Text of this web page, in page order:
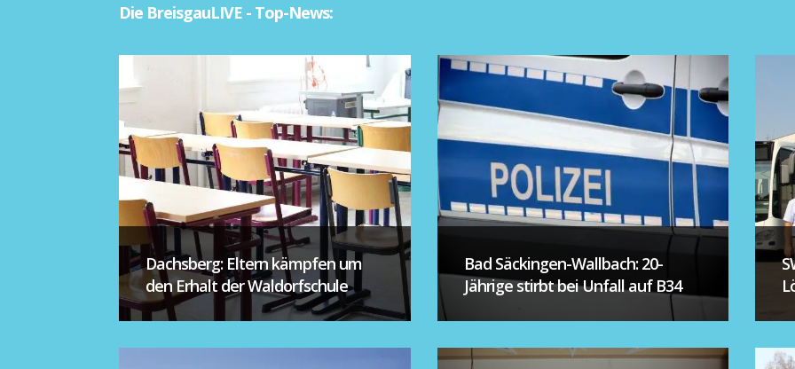
Die BreisgauLIVE - Top-News:
Dachsberg: Eltern kämpfen um
den Erhalt der Waldorfschule
Bad Säckingen-Wallbach: 20-
Jährige stirbt bei Unfall auf B34